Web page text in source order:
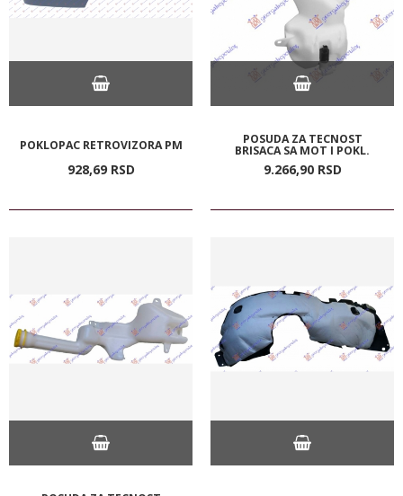
POKLOPAC RETROVIZORA PM
928,69 RSD
POSUDA ZA TECNOST
BRISACA SA MOT I POKL.
9.266,90 RSD